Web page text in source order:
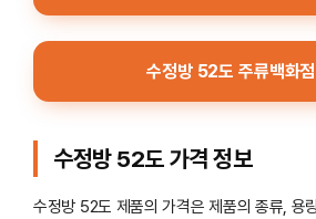
수정방 52도 주류백화
수정방 52도 가격 정보
수정방 52도 제품의 가격은 제품의 종류, 용